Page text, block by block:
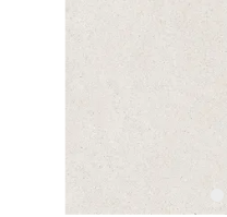
POLITIQUE